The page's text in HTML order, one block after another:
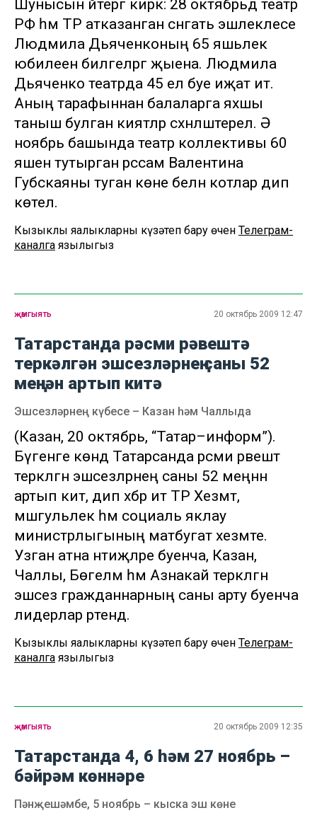
Шунысын әйтергә кирәк: 28 октябрьдә театр
РФ һәм ТР атказанган сәнгать эшлеклесе
Людмила Дьяченконың 65 яшьлек
юбилеен билгеләргә җыена. Людмила
Дьяченко театрда 45 ел буе иҗат итә.
Аның тарафыннан балаларга яхшы
таныш булган әкиятләр сәхнәләштерелә. Ә
ноябрь башында театр коллективы 60
яшен тутырган рәссам Валентина
Губскаяны туган көне белән котлар дип
көтелә.
Кызыклы яңалыкларны күзәтеп бару өчен Телеграм-
каналга язылыгыз
җәмгыять 20 октябрь 2009 12:47
Татарстанда рәсми рәвештә
теркәлгән эшсезләрнең саны 52
меңнән артып китә
Эшсезләрнең күбесе – Казан һәм Чаллыда
(Казан, 20 октябрь, “Татар–информ”).
Бүгенге көндә Татарсанда рәсми рәвештә
теркәлгән эшсезләрнең саны 52 меңнән
артып китә, дип хәбәр итә ТР Хезмәт,
мәшгульлек һәм социаль яклау
министрлыгының матбугат хезмәте.
Узган атна нәтиҗәләре буенча, Казан,
Чаллы, Бөгелмә һәм Азнакай теркәлгән
эшсез гражданнарның саны арту буенча
лидерлар рәтендә.
Кызыклы яңалыкларны күзәтеп бару өчен Телеграм-
каналга язылыгыз
җәмгыять 20 октябрь 2009 12:35
Татарстанда 4, 6 һәм 27 ноябрь –
бәйрәм көннәре
Пәнҗешәмбе, 5 ноябрь – кыска эш көне